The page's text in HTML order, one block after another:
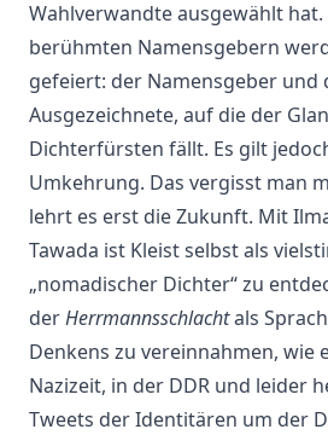
Wahlverwandte ausgewählt
berühmten Namensgebern
gefeiert: der Namensgeber und
Ausgezeichnete, auf die der
Dichterfürsten fällt. Es gilt
Umkehrung. Das vergisst man
lehrt es erst die Zukunft. Mit
Tawada ist Kleist selbst als
„nomadischer Dichter“ zu
derHerrmannsschlachtals
Denkens zu vereinnahmen, wie
Nazizeit, in der DDR und leider
Tweets der Identitären um der